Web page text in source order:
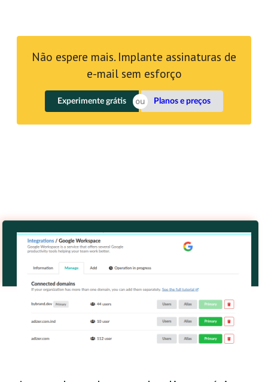
Não espere mais. Implante assinaturas de
e-mail sem esforço
Experimente grátis Planos e preços